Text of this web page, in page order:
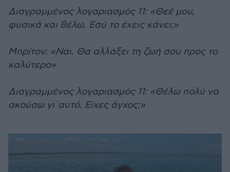
Διαγραμμένος λογαριασμός 11: «Θεέ μου,
φυσικά και θέλω. Εσύ το έχεις κάνει;»
Μπρίτον: «Ναι. Θα αλλάξει τη ζωή σου προς το
καλύτερο»
Διαγραμμένος λογαριασμός 11: «Θέλω πολύ να
ακούσω γι΄αυτό. Είχες άγχος;»